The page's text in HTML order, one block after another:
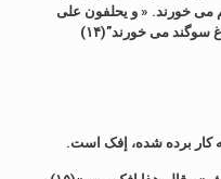
می خورند. « و یحلفون علی
سوگند می خورند”(۱۴)